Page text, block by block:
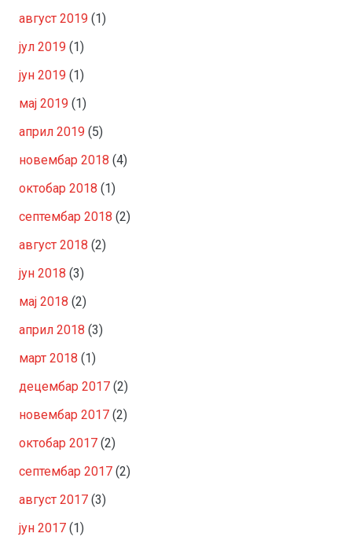
август 2019 (1)
јул 2019 (1)
јун 2019 (1)
мај 2019 (1)
април 2019 (5)
новембар 2018 (4)
октобар 2018 (1)
септембар 2018 (2)
август 2018 (2)
јун 2018 (3)
мај 2018 (2)
април 2018 (3)
март 2018 (1)
децембар 2017 (2)
новембар 2017 (2)
октобар 2017 (2)
септембар 2017 (2)
август 2017 (3)
јун 2017 (1)